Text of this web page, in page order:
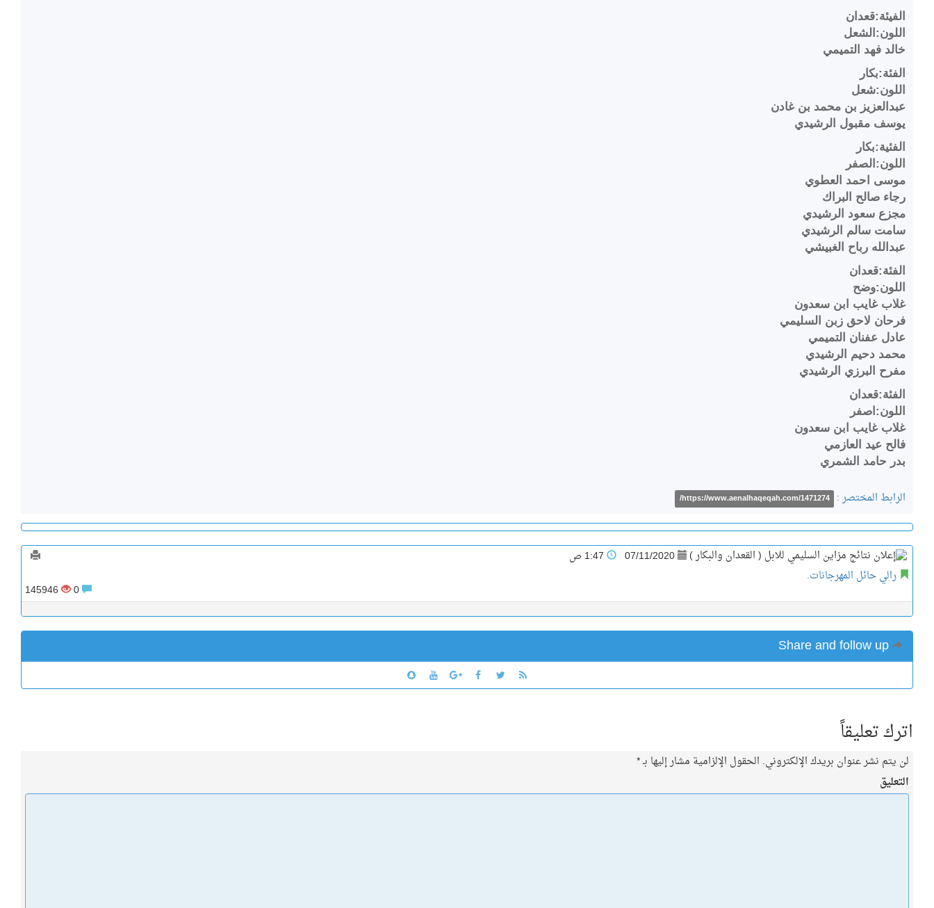
الفيئة:قعدان
اللون:الشعل
خالد فهد التميمي
الفئة:بكار
اللون:شعل
عبدالعزيز بن محمد بن غادن
يوسف مقبول الرشيدي
الفئية:بكار
اللون:الصفر
موسى احمد العطوي
رجاء صالح البراك
مجزع سعود الرشيدي
سامت سالم الرشيدي
عبدالله رباح الغبيشي
الفئة:قعدان
اللون:وضح
غلاب غايب ابن سعدون
فرحان لاحق زبن السليمي
عادل عفنان التميمي
محمد دحيم الرشيدي
مفرح البرزي الرشيدي
الفئة:قعدان
اللون:اصفر
غلاب غايب ابن سعدون
فالح عيد العازمي
بدر حامد الشمري
الرابط المختصر : https://www.aenalhaqeqah.com/1471274/
07/11/2020
رالي حائل المهرجانات.
145946
اترك تعليقاً
لن يتم نشر عنوان بريدك الإلكتروني. الحقول الإلزامية مشار إليها بـ*
التعليق